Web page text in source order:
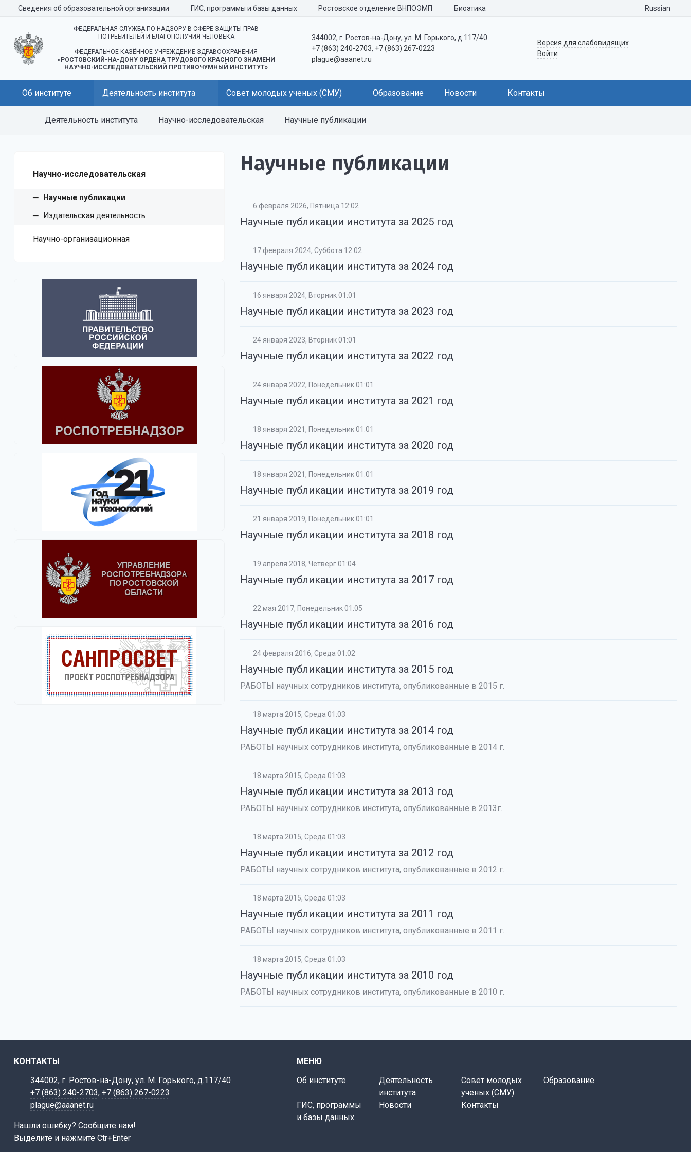
Сведения об образовательной организации ГИС, программы и базы данных Ростовское отделение ВНПОЭМП Биоэтика Russian
ФЕДЕРАЛЬНАЯ СЛУЖБА ПО НАДЗОРУ В СФЕРЕ ЗАЩИТЫ ПРАВ
ПОТРЕБИТЕЛЕЙ И БЛАГОПОЛУЧИЯ ЧЕЛОВЕКА
ФЕДЕРАЛЬНОЕ КАЗЁННОЕ УЧРЕЖДЕНИЕ ЗДРАВООХРАНЕНИЯ
«РОСТОВСКИЙ-НА-ДОНУ ОРДЕНА ТРУДОВОГО КРАСНОГО ЗНАМЕНИ
НАУЧНО-ИССЛЕДОВАТЕЛЬСКИЙ ПРОТИВОЧУМНЫЙ ИНСТИТУТ»
344002, г. Ростов-на-Дону, ул. М. Горького, д.117/40
+7 (863) 240-2703, +7 (863) 267-0223
plague@aaanet.ru
Версия для слабовидящих
Войти
Об институте Деятельность института Совет молодых ученых (СМУ) Образование Новости Контакты
Деятельность института Научно-исследовательская Научные публикации
Научно-исследовательская
Научные публикации
Издательская деятельность
Научно-организационная
Научные публикации
6 февраля 2026, Пятница 12:02
Научные публикации института за 2025 год
17 февраля 2024, Суббота 12:02
Научные публикации института за 2024 год
16 января 2024, Вторник 01:01
Научные публикации института за 2023 год
24 января 2023, Вторник 01:01
Научные публикации института за 2022 год
24 января 2022, Понедельник 01:01
Научные публикации института за 2021 год
18 января 2021, Понедельник 01:01
Научные публикации института за 2020 год
18 января 2021, Понедельник 01:01
Научные публикации института за 2019 год
21 января 2019, Понедельник 01:01
Научные публикации института за 2018 год
19 апреля 2018, Четверг 01:04
Научные публикации института за 2017 год
22 мая 2017, Понедельник 01:05
Научные публикации института за 2016 год
24 февраля 2016, Среда 01:02
Научные публикации института за 2015 год
РАБОТЫ научных сотрудников института, опубликованные в 2015 г.
18 марта 2015, Среда 01:03
Научные публикации института за 2014 год
РАБОТЫ научных сотрудников института, опубликованные в 2014 г.
18 марта 2015, Среда 01:03
Научные публикации института за 2013 год
РАБОТЫ научных сотрудников института, опубликованные в 2013г.
18 марта 2015, Среда 01:03
Научные публикации института за 2012 год
РАБОТЫ научных сотрудников института, опубликованные в 2012 г.
18 марта 2015, Среда 01:03
Научные публикации института за 2011 год
РАБОТЫ научных сотрудников института, опубликованные в 2011 г.
18 марта 2015, Среда 01:03
Научные публикации института за 2010 год
РАБОТЫ научных сотрудников института, опубликованные в 2010 г.
КОНТАКТЫ
344002, г. Ростов-на-Дону, ул. М. Горького, д.117/40
+7 (863) 240-2703, +7 (863) 267-0223
plague@aaanet.ru
Нашли ошибку? Сообщите нам!
Выделите и нажмите Ctr+Enter
МЕНЮ
Об институте
Деятельность
института
Совет молодых
ученых (СМУ)
Образование
ГИС, программы
и базы данных
Новости Контакты